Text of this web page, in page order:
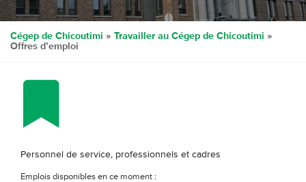
Cégep de Chicoutimi » Travailler au Cégep de Chicoutimi »
Offres d’emploi
Personnel de service, professionnels et cadres
Emplois disponibles en ce moment :